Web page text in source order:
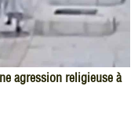
agression religieuse à